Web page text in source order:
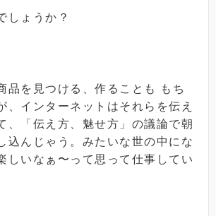
しょうか？
品を見つける、作ることも もち
、インターネットはそれらを伝え
、「伝え方、魅せ方」の議論で朝
込んじゃう。みたいな世の中にな
しいなぁ〜って思って仕事してい